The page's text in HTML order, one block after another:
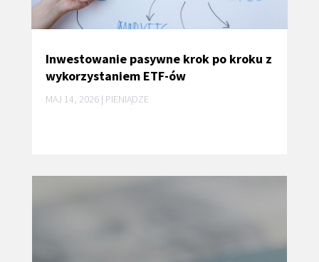
Inwestowanie pasywne krok po kroku z
wykorzystaniem ETF-ów
MAJ 14, 2026| PIENIĄDZE